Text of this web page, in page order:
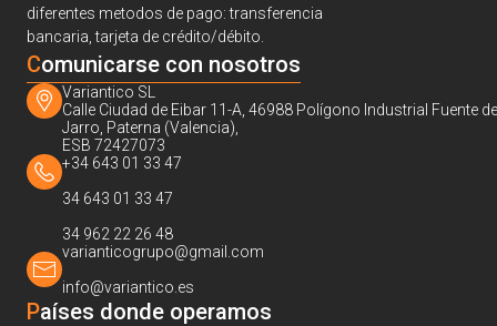
diferentes metodos de pago: transferencia
bancaria, tarjeta de crédito/débito.
Comunicarse con nosotros
Variantico SL
Calle Ciudad de Eibar 11-A, 46988 Polígono Industrial Fuente
Jarro, Paterna (Valencia),
ESB 72427073
+34 643 01 33 47
34 643 01 33 47
34 962 22 26 48
varianticogrupo@gmail.com
info@variantico.es
Países donde operamos